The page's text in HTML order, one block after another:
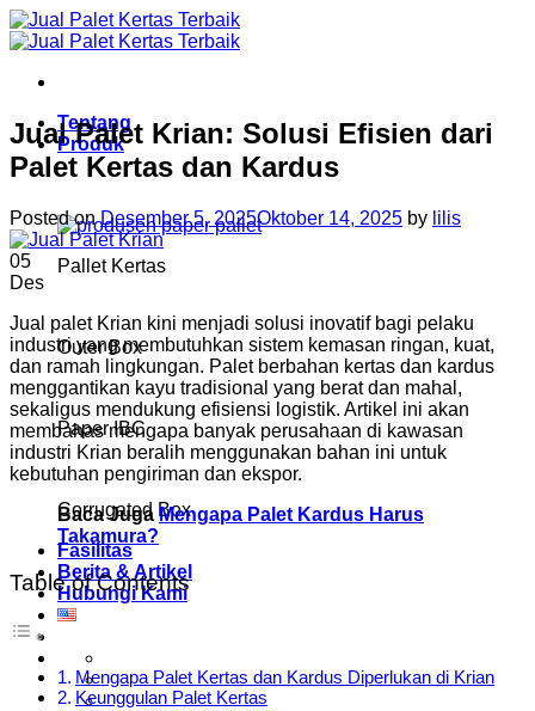
Skip
to
Tentang
Produk
Pallet Kertas
Outer Box
Paper IBC
Corrugated Box
Fasilitas
Berita & Artikel
Hubungi Kami
Jual Palet Krian: Solusi Efisien dari
Palet Kertas dan Kardus
Posted onDesember 5, 2025Oktober 14, 2025 by lilis
05
Des
Jual palet Krian kini menjadi solusi inovatif bagi pelaku
industri yang membutuhkan sistem kemasan ringan, kuat,
dan ramah lingkungan. Palet berbahan kertas dan kardus
menggantikan kayu tradisional yang berat dan mahal,
sekaligus mendukung efisiensi logistik. Artikel ini akan
membahas mengapa banyak perusahaan di kawasan
industri Krian beralih menggunakan bahan ini untuk
kebutuhan pengiriman dan ekspor.
Baca Juga Mengapa Palet Kardus Harus
Takamura?
Table of Contents
Mengapa Palet Kertas dan Kardus Diperlukan di Krian
Keunggulan Palet Kertas